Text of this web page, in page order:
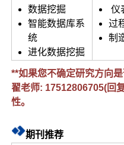
数据挖掘
智能数据库系
统
进化数据挖掘
仪
过
制
**如果您不确定研究方向
翟老师: 17512806705(回
性。
期刊推荐